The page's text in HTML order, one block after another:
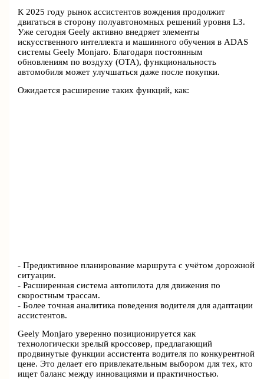
К 2025 году рынок ассистентов вождения продолжит
двигаться в сторону полуавтономных решений уровня L3.
Уже сегодня Geely активно внедряет элементы
искусственного интеллекта и машинного обучения в ADAS
системы Geely Monjaro. Благодаря постоянным
обновлениям по воздуху (OTA), функциональность
автомобиля может улучшаться даже после покупки.
Ожидается расширение таких функций, как:
- Предиктивное планирование маршрута с учётом дорожной
ситуации.
- Расширенная система автопилота для движения по
скоростным трассам.
- Более точная аналитика поведения водителя для адаптации
ассистентов.
Geely Monjaro уверенно позиционируется как
технологически зрелый кроссовер, предлагающий
продвинутые функции ассистента водителя по конкурентной
цене. Это делает его привлекательным выбором для тех, кто
ищет баланс между инновациями и практичностью.